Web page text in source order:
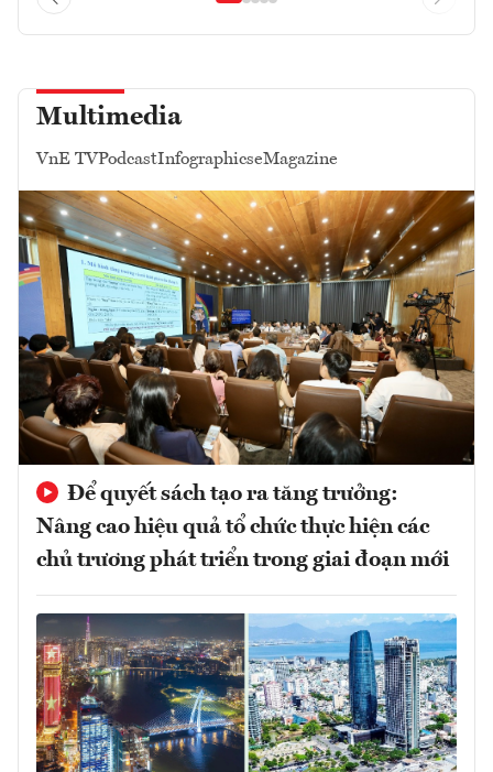
Multimedia
VnE TVPodcastInfographicseMagazine
Để quyết sách tạo ra tăng trưởng:
Nâng cao hiệu quả tổ chức thực hiện các
chủ trương phát triển trong giai đoạn mới